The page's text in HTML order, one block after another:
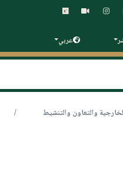
عربي
والتعاون والتنشيط